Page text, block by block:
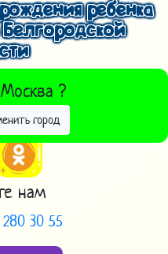
ребенка
Москва ?
город
ГОРОД
нам
280 30 55